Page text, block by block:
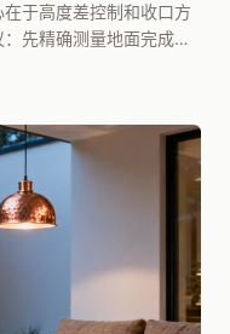
于高度差控制和收口方
先精确测量地面完成面